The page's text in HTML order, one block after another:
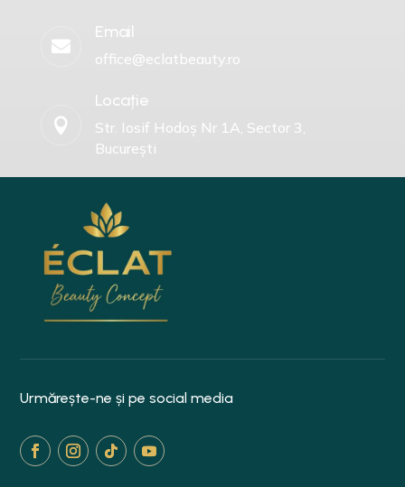

Email
office@eclatbeauty.ro

Locație
Str. Iosif Hodoș Nr 1A, Sector 3,
București
Urmărește-ne și pe social media